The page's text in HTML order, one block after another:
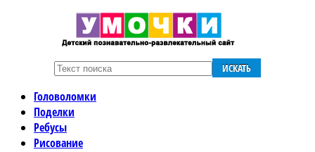
ИСКАТЬ
Головоломки
Поделки
Ребусы
Рисование